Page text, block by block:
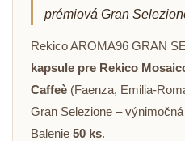
prémiová Gran
Rekico AROMA96 GRAN
kapsule pre Rekico
Caffeè (Faenza, Emilia-
Gran Selezione –
Balenie 50 ks.